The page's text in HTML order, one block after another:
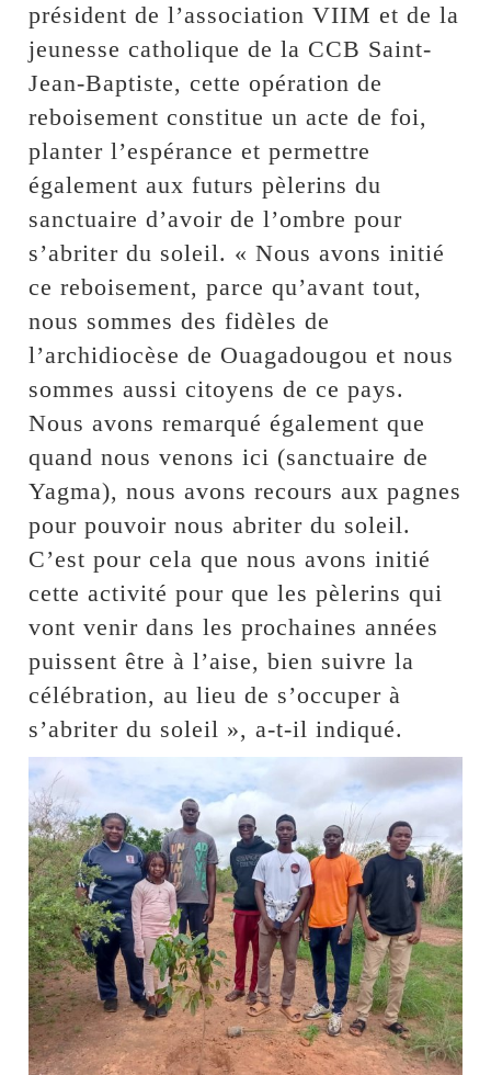
président de l’association VIIM et de la
jeunesse catholique de la CCB Saint-
Jean-Baptiste, cette opération de
reboisement constitue un acte de foi,
planter l’espérance et permettre
également aux futurs pèlerins du
sanctuaire d’avoir de l’ombre pour
s’abriter du soleil. « Nous avons initié
ce reboisement, parce qu’avant tout,
nous sommes des fidèles de
l’archidiocèse de Ouagadougou et nous
sommes aussi citoyens de ce pays.
Nous avons remarqué également que
quand nous venons ici (sanctuaire de
Yagma), nous avons recours aux pagnes
pour pouvoir nous abriter du soleil.
C’est pour cela que nous avons initié
cette activité pour que les pèlerins qui
vont venir dans les prochaines années
puissent être à l’aise, bien suivre la
célébration, au lieu de s’occuper à
s’abriter du soleil », a-t-il indiqué.